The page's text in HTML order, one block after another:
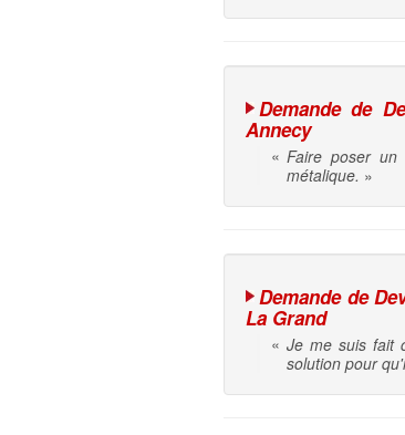
Demande de
Annecy
« Faire poser
métalique. »
Demande de
La Grand
« Je me suis fait
solution pour